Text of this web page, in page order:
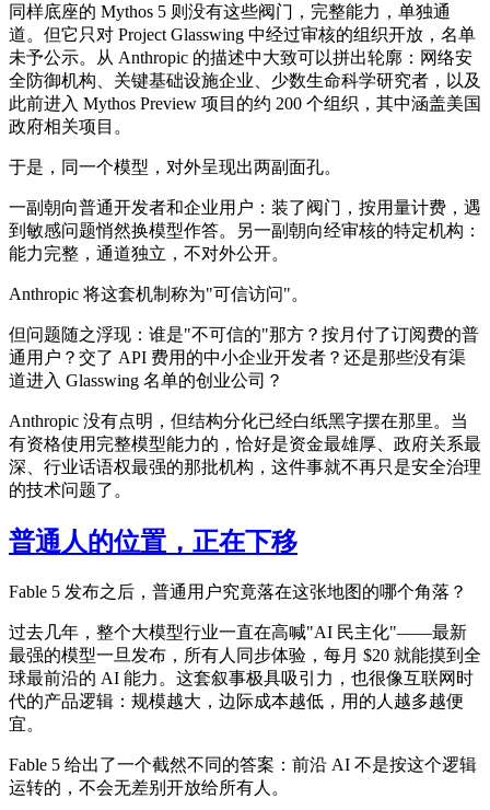
同样底座的 Mythos 5 则没有这些阀门，完整能力，单独通
道。但它只对 Project Glasswing 中经过审核的组织开放，名单
未予公示。从 Anthropic 的描述中大致可以拼出轮廓：网络安
全防御机构、关键基础设施企业、少数生命科学研究者，以及
此前进入 Mythos Preview 项目的约 200 个组织，其中涵盖美国
政府相关项目。
于是，同一个模型，对外呈现出两副面孔。
一副朝向普通开发者和企业用户：装了阀门，按用量计费，遇
到敏感问题悄然换模型作答。另一副朝向经审核的特定机构：
能力完整，通道独立，不对外公开。
Anthropic 将这套机制称为"可信访问"。
但问题随之浮现：谁是"不可信的"那方？按月付了订阅费的普
通用户？交了 API 费用的中小企业开发者？还是那些没有渠
道进入 Glasswing 名单的创业公司？
Anthropic 没有点明，但结构分化已经白纸黑字摆在那里。当
有资格使用完整模型能力的，恰好是资金最雄厚、政府关系最
深、行业话语权最强的那批机构，这件事就不再只是安全治理
的技术问题了。
普通人的位置，正在下移
Fable 5 发布之后，普通用户究竟落在这张地图的哪个角落？
过去几年，整个大模型行业一直在高喊"AI 民主化"——最新
最强的模型一旦发布，所有人同步体验，每月 $20 就能摸到全
球最前沿的 AI 能力。这套叙事极具吸引力，也很像互联网时
代的产品逻辑：规模越大，边际成本越低，用的人越多越便
宜。
Fable 5 给出了一个截然不同的答案：前沿 AI 不是按这个逻辑
运转的，不会无差别开放给所有人。